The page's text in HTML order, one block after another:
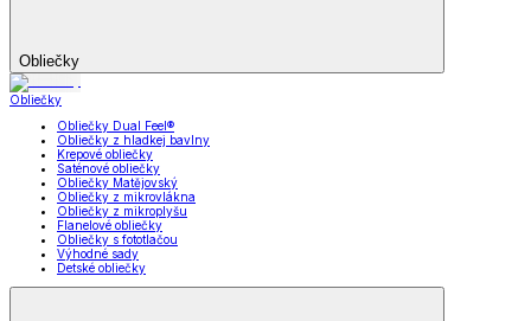
Obliečky
Obliečky
Obliečky Dual Feel®
Obliečky z hladkej bavlny
Krepové obliečky
Saténové obliečky
Obliečky Matějovský
Obliečky z mikrovlákna
Obliečky z mikroplyšu
Flanelové obliečky
Obliečky s fototlačou
Výhodné sady
Detské obliečky